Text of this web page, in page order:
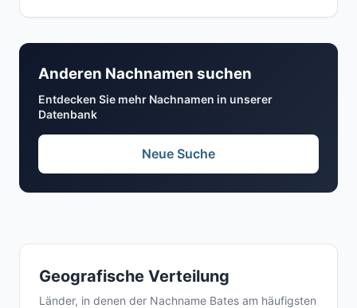
Geografische Verteilung
Länder, in denen der Nachname Bates am häufigsten
Anderen Nachnamen suchen
Entdecken Sie mehr Nachnamen in unserer
Datenbank
Neue Suche